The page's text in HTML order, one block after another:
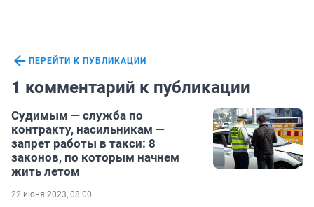
ПЕРЕЙТИ К ПУБЛИКАЦИИ
1 комментарий к публикации
Судимым — служба по
контракту, насильникам —
запрет работы в такси: 8
законов, по которым начнем
жить летом
22 июня 2023, 08:00